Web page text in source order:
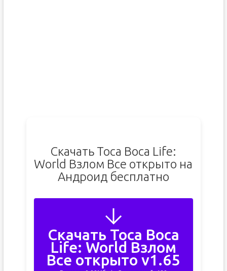
Скачать Toca Boca Life:
World Взлом Все открыто на
Андроид бесплатно
Скачать Toca Boca
Life: World Взлом
Все открыто v1.65